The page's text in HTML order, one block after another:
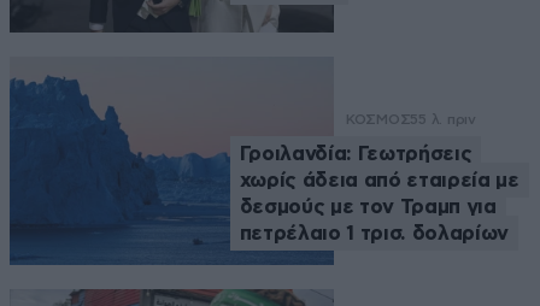
ΚΟΣΜΟΣ55 λ. πριν
Γροιλανδία: Γεωτρήσεις
χωρίς άδεια από εταιρεία με
δεσμούς με τον Τραμπ για
πετρέλαιο 1 τρισ. δολαρίων